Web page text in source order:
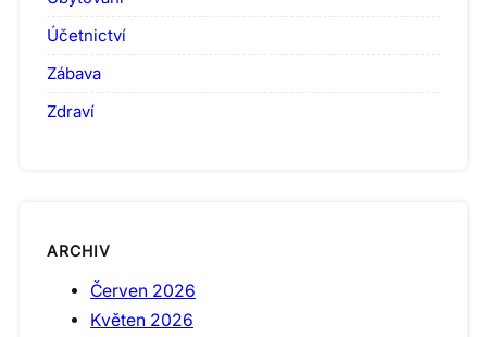
Účetnictví
Zábava
Zdraví
ARCHIV
Červen 2026
Květen 2026